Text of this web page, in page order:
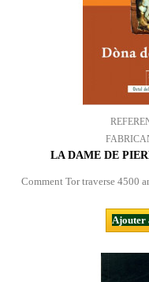
LA DAME DE
Comment Tor traverse 4500
Ajouter